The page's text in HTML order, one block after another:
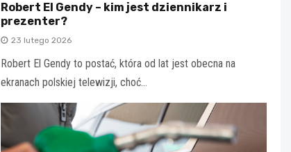
Robert El Gendy – kim jest dziennikarz i
prezenter?
23 lutego 2026
Robert El Gendy to postać, która od lat jest obecna na
ekranach polskiej telewizji, choć…